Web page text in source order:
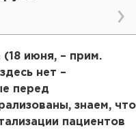
июня, – прим.
нет –
перед
знаем, что
пациентов